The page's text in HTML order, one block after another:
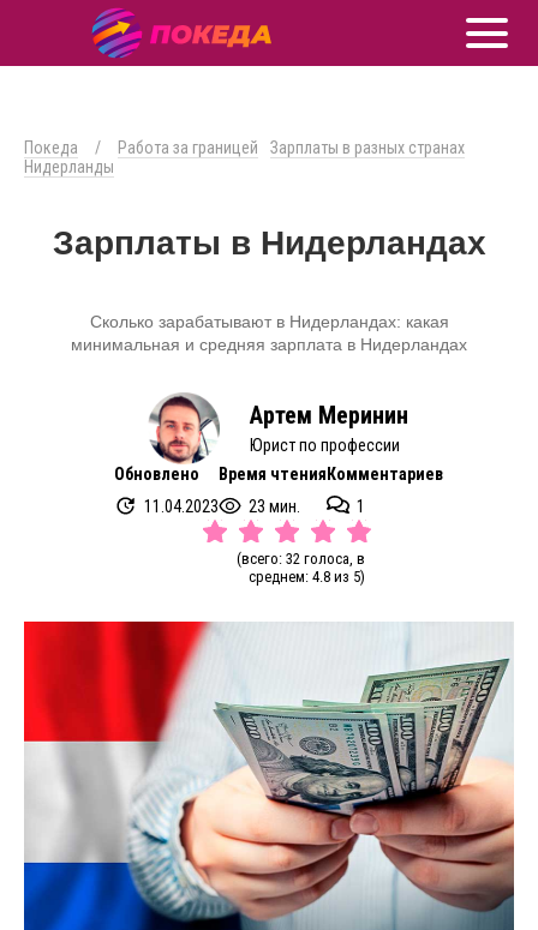
Покеда / Работа за границей
Зарплаты в разных странах
Нидерланды
Зарплаты в Нидерландах
Сколько зарабатывают в Нидерландах: какая
минимальная и средняя зарплата в Нидерландах
Артем Меринин
Юрист по профессии
Обновлено
11.04.2023
Время чтения
23 мин.
Комментариев
1
(всего: 32 голоса, в
среднем: 4.8 из 5)